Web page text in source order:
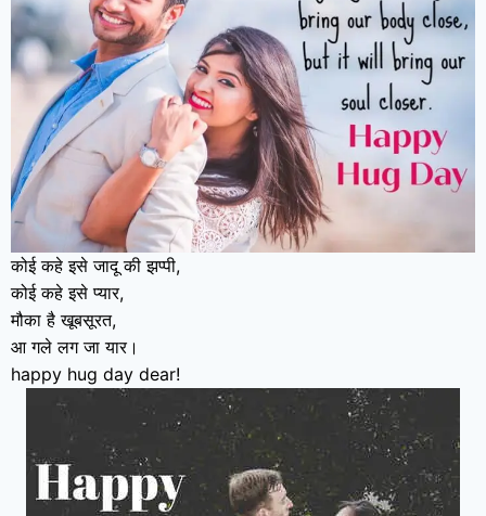
कोई कहे इसे जादू की झप्पी,
कोई कहे इसे प्यार,
मौका है खूबसूरत,
आ गले लग जा यार।
happy hug day dear!